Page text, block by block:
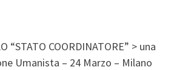
“STATO COORDINATORE” > una
Umanista – 24 Marzo – Milano